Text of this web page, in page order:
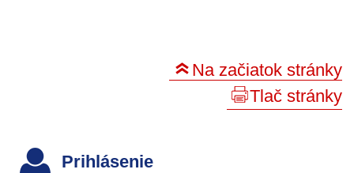
Na začiatok stránky
Tlač stránky
Prihlásenie